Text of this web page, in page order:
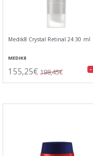
Medik8 Crystal Retinal 24 30 ml
MEDIK8
155,25€ 198,45€ -